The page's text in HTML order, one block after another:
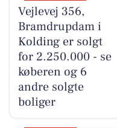
Vejlevej 356,
Bramdrupdam i
Kolding er solgt
for 2.250.000 - se
køberen og 6
andre solgte
boliger